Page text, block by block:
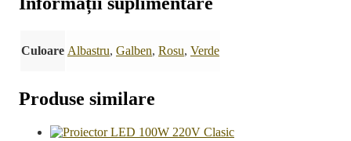
Culoare Albastru, Galben, Rosu, Verde
Produse similare